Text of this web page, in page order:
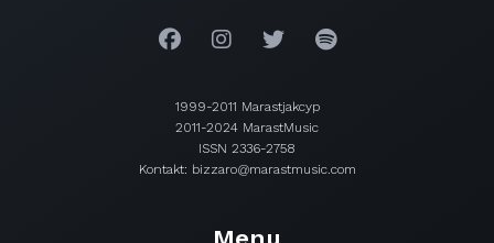
1999-2011 Marastjakcyp
2011-2024 MarastMusic
ISSN 2336-2758
Kontakt: bizzaro@marastmusic.com